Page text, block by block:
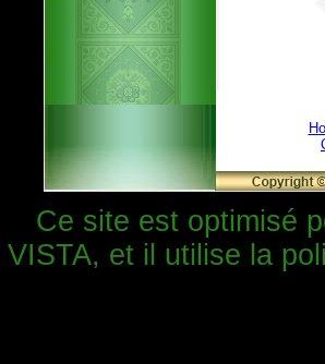
Ce site est optimisé
VISTA, et il utilise la